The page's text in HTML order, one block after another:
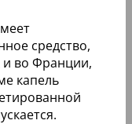
средство,
и во Франции,
капель